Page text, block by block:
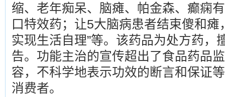
缩、老年痴呆、脑瘫、帕金森、癫痫
口特效药；让5大脑病患者结束傻和
实现生活自理”等。该药品为处方药，
告。功能主治的宣传超出了食品药品
容，不科学地表示功效的断言和保证
消费者。